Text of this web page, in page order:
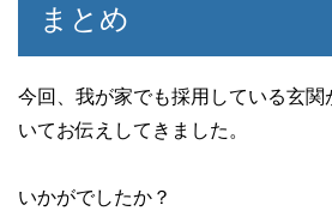
まとめ
今回、我が家でも採用している玄関
いてお伝えしてきました。
いかがでしたか？